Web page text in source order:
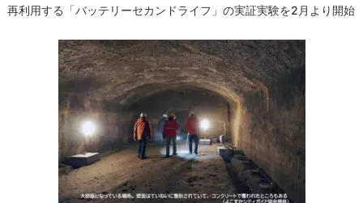
再利用する「バッテリーセカンドライフ」の実証実験を2月より開始